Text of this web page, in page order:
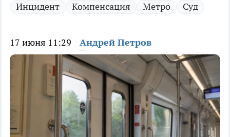
Инцидент Компенсация Метро Суд
17 июня 11:29 Андрей Петров